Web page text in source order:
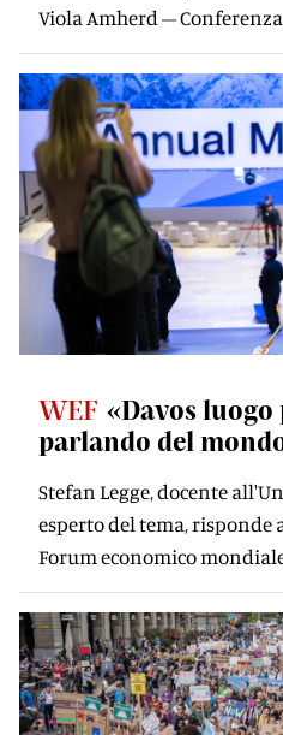
Viola Amherd –
WEF «Davos
parlando del
Stefan Legge, docente
esperto del tema, risponde
Forum economico